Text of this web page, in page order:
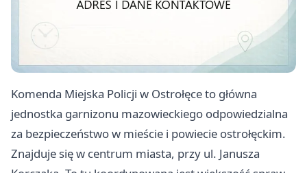
Komenda Miejska Policji w Ostrołęce to główna
jednostka garnizonu mazowieckiego odpowiedzialna
za bezpieczeństwo w mieście i powiecie ostrołęckim.
Znajduje się w centrum miasta, przy ul. Janusza